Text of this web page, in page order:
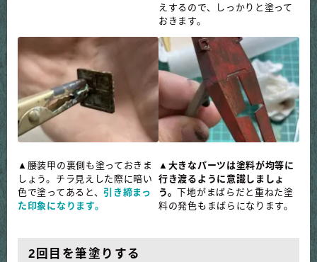
えするので、しっかりと塗って
おきます。
▲腰装甲の裏側も塗っておきま
しょう。チラ見えした際に暗い
色で塗ってあると、引き締まっ
た印象になります。
▲ 大きなパーツは塗料が均等に
行き渡るように意識しましょ
う。下地がまばらだと重ねた塗
料の発色もまばらになります。
2回目を筆塗りする